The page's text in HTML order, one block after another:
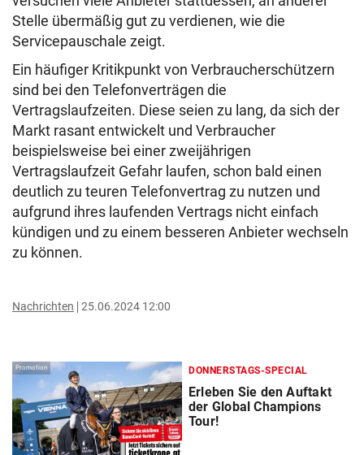
Stelle übermäßig gut zu verdienen, wie die
Servicepauschale zeigt.
Ein häufiger Kritikpunkt von Verbraucherschützern
sind bei den Telefonverträgen die
Vertragslaufzeiten. Diese seien zu lang, da sich der
Markt rasant entwickelt und Verbraucher
beispielsweise bei einer zweijährigen
Vertragslaufzeit Gefahr laufen, schon bald einen
deutlich zu teuren Telefonvertrag zu nutzen und
aufgrund ihres laufenden Vertrags nicht einfach
kündigen und zu einem besseren Anbieter wechseln
zu können.
Nachrichten 25.06.2024 12:00
Promotion DONNERSTAGS-SPECIAL
Erleben Sie den Auftakt
der Global Champions
Tour!